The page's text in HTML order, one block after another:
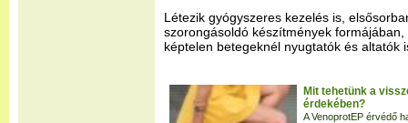
Létezik gyógyszeres kezelés is,
szorongásoldó készítmények
képtelen betegeknél nyugtatók és altatók
Mit tehetünk a
érdekében?
A VenoprotEP érvédő